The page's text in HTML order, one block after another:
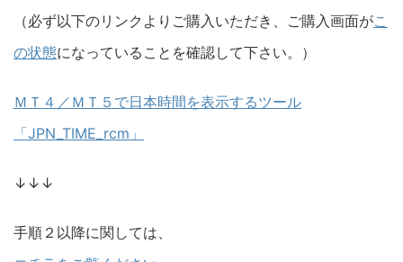
（必ず以下のリンクよりご購入いただき、ご購入画面がこ
の状態になっていることを確認して下さい。）
ＭＴ４／ＭＴ５で日本時間を表示するツール
「JPN_TIME_rcm」
↓↓↓
手順２以降に関しては、